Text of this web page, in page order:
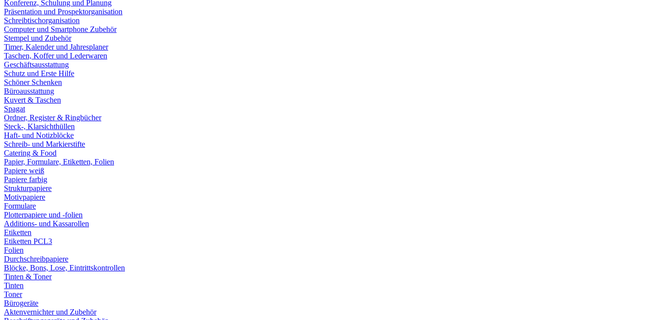
Konferenz, Schulung und Planung
Präsentation und Prospektorganisation
Schreibtischorganisation
Computer und Smartphone Zubehör
Stempel und Zubehör
Timer, Kalender und Jahresplaner
Taschen, Koffer und Lederwaren
Geschäftsausstattung
Schutz und Erste Hilfe
Schöner Schenken
Büroausstattung
Kuvert & Taschen
Spagat
Ordner, Register & Ringbücher
Steck-, Klarsichthüllen
Haft- und Notizblöcke
Schreib- und Markierstifte
Catering & Food
Papier, Formulare, Etiketten, Folien
Papiere weiß
Papiere farbig
Strukturpapiere
Motivpapiere
Formulare
Plotterpapiere und -folien
Additions- und Kassarollen
Etiketten
Etiketten PCL3
Folien
Durchschreibpapiere
Blöcke, Bons, Lose, Eintrittskontrollen
Tinten & Toner
Tinten
Toner
Bürogeräte
Aktenvernichter und Zubehör